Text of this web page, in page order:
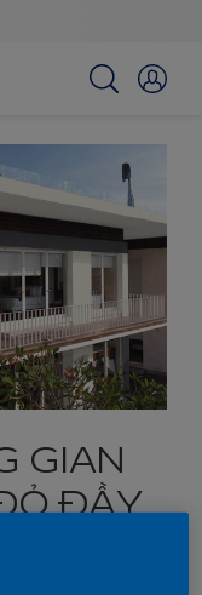
GIAN
ĐẦY